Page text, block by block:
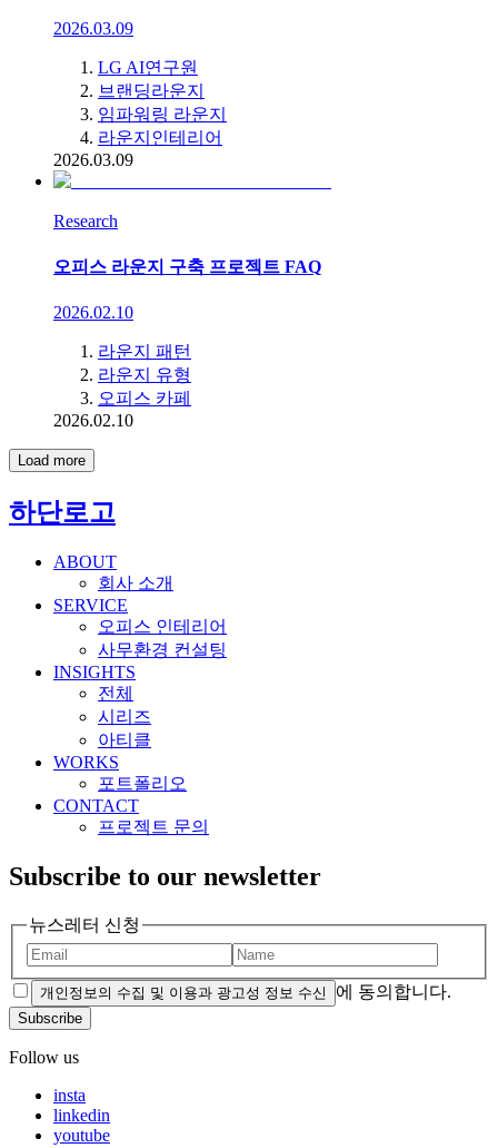
2026.03.09
LG AI연구원
브랜딩라운지
임파워링 라운지
라운지인테리어
2026.03.09
Research
오피스 라운지 구축 프로젝트 FAQ
2026.02.10
라운지 패턴
라운지 유형
오피스 카페
2026.02.10
Load more
하단로고
ABOUT
회사 소개
SERVICE
오피스 인테리어
사무환경 컨설팅
INSIGHTS
전체
시리즈
아티클
WORKS
포트폴리오
CONTACT
프로젝트 문의
Subscribe to our newsletter
뉴스레터 신청
개인정보의 수집 및 이용과 광고성 정보 수신 에 동의합니다.
Subscribe
Follow us
insta
linkedin
youtube